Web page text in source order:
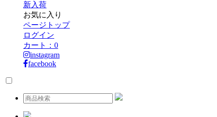
新入荷
お気に入り
ページトップ
ログイン
カート： 0
instagram
facebook